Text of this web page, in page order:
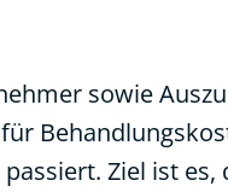
sowie
Ziel ist